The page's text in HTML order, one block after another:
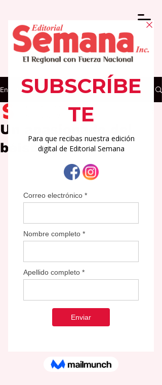
Entrada
Un apasionado del
béisbol
2 min de lectura